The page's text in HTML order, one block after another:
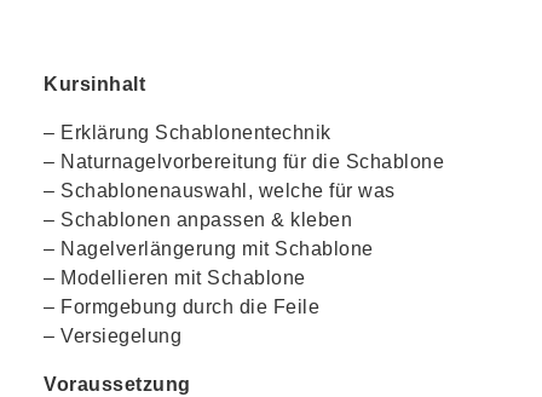
Kursinhalt
– Erklärung Schablonentechnik
– Naturnagelvorbereitung für die Schablone
– Schablonenauswahl, welche für was
– Schablonen anpassen & kleben
– Nagelverlängerung mit Schablone
– Modellieren mit Schablone
– Formgebung durch die Feile
– Versiegelung
Voraussetzung